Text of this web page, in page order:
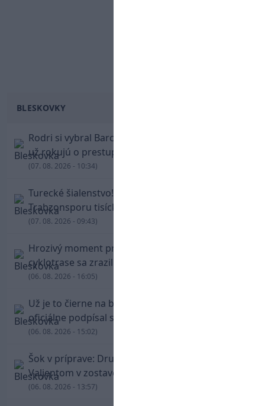
BLESKOVKY
Rodri si vybral Barcelonu a odmietol Real. Kluby
už rokujú o prestupovej čiastke
(07. 08. 2026 - 10:34)
Turecké šialenstvo! Salaha vítali na štadióne
Trabzonsporu tisícky fanúšikov
(07. 08. 2026 - 09:43)
Hrozivý moment pre Zdena Cháru! Na
cyklotrase sa zrazil s bežcom
(06. 08. 2026 - 16:05)
Už je to čierne na bielom: Mohamed Salah
oficiálne podpísal s Trabzonsporom
(06. 08. 2026 - 15:02)
Šok v príprave: Druholigová Mallorca s
Valjentom v zostave zdolala PSG
(06. 08. 2026 - 13:57)